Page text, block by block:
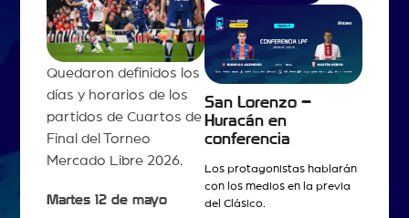
Quedaron definidos los
días y horarios de los
partidos de Cuartos de
Final del Torneo
Mercado Libre 2026.
Martes 12 de mayo
San Lorenzo –
Huracán en
conferencia
Los protagonistas hablarán
con los medios en la previa
del Clásico.